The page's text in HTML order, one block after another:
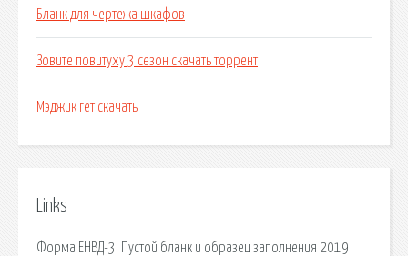
Бланк для чертежа шкафов
Зовите повитуху 3 сезон скачать торрент
Мэджик гет скачать
Links
Форма ЕНВД-3. Пустой бланк и образец заполнения 2019